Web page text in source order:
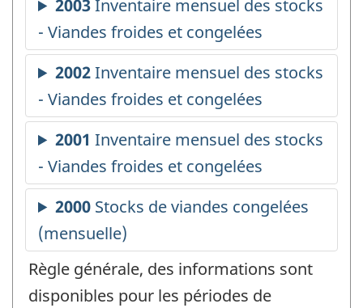
Règle générale, des informations sont
disponibles pour les périodes de